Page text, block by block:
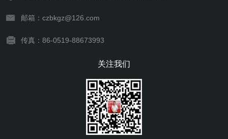
邮箱：czbkgz@126.com
传真：86-0519-88673993
关注我们